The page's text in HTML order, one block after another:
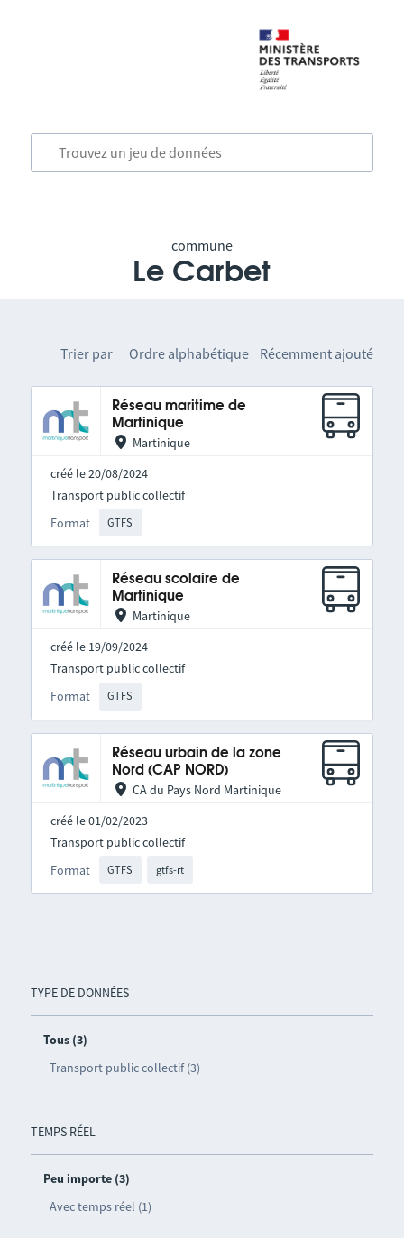
commune
Le Carbet
TYPE DE DONNÉES
Tous (3)
Transport public collectif (3)
TEMPS RÉEL
Peu importe (3)
Avec temps réel (1)
Trier par Ordre alphabétique Récemment ajouté
Réseau maritime de
Martinique
Martinique
créé le 20/08/2024
Format GTFS
Transport public collectif
Réseau scolaire de
Martinique
Martinique
créé le 19/09/2024
Format GTFS
Transport public collectif
Réseau urbain de la zone
Nord (CAP NORD)
CA du Pays Nord Martinique
créé le 01/02/2023
Format GTFS gtfs-rt
Transport public collectif